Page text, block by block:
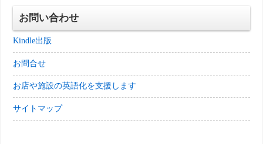
お問い合わせ
Kindle出版
お問合せ
お店や施設の英語化を支援します
サイトマップ